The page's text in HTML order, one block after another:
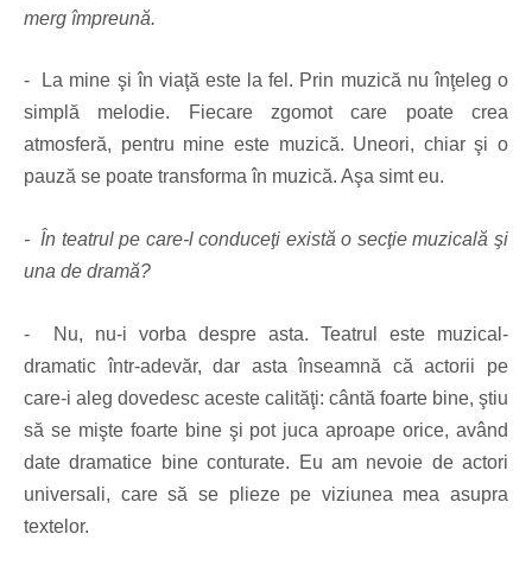
merg împreună.
- La mine şi în viaţă este la fel. Prin muzică nu înţeleg o
simplă melodie. Fiecare zgomot care poate crea
atmosferă, pentru mine este muzică. Uneori, chiar şi o
pauză se poate transforma în muzică. Aşa simt eu.
- În teatrul pe care-l conduceţi există o secţie muzicală şi
una de dramă?
- Nu, nu-i vorba despre asta. Teatrul este muzical-
dramatic într-adevăr, dar asta înseamnă că actorii pe
care-i aleg dovedesc aceste calităţi: cântă foarte bine, ştiu
să se mişte foarte bine şi pot juca aproape orice, având
date dramatice bine conturate. Eu am nevoie de actori
universali, care să se plieze pe viziunea mea asupra
textelor.